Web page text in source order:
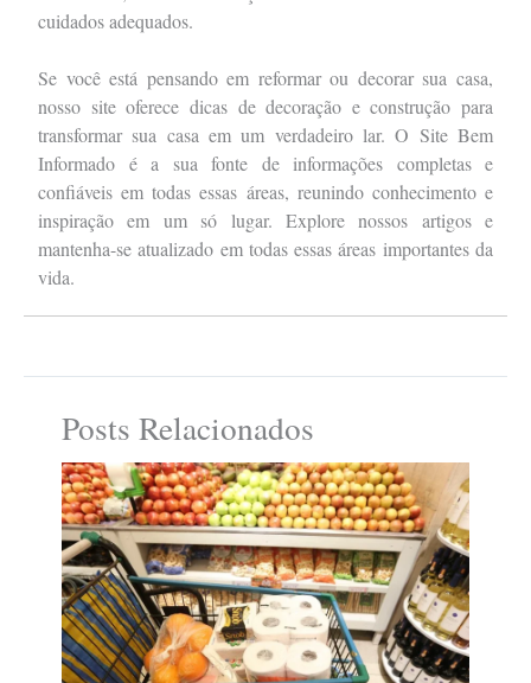
cuidados adequados.
Se você está pensando em reformar ou decorar sua casa,
nosso site oferece dicas de decoração e construção para
transformar sua casa em um verdadeiro lar. O Site Bem
Informado é a sua fonte de informações completas e
confiáveis em todas essas áreas, reunindo conhecimento e
inspiração em um só lugar. Explore nossos artigos e
mantenha-se atualizado em todas essas áreas importantes da
vida.
Posts Relacionados